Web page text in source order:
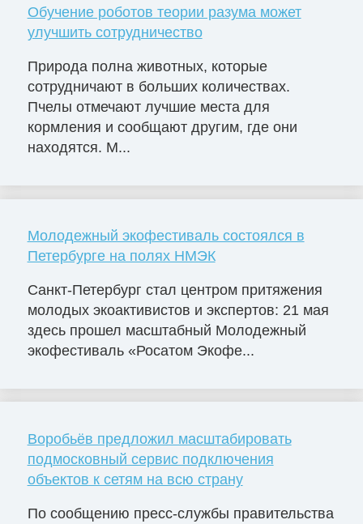
Обучение роботов теории разума может
улучшить сотрудничество
Природа полна животных, которые
сотрудничают в больших количествах.
Пчелы отмечают лучшие места для
кормления и сообщают другим, где они
находятся. М...
Молодежный экофестиваль состоялся в
Петербурге на полях НМЭК
Санкт-Петербург стал центром притяжения
молодых экоактивистов и экспертов: 21 мая
здесь прошел масштабный Молодежный
экофестиваль «Росатом Экофе...
Воробьёв предложил масштабировать
подмосковный сервис подключения
объектов к сетям на всю страну
По сообщению пресс-службы правительства